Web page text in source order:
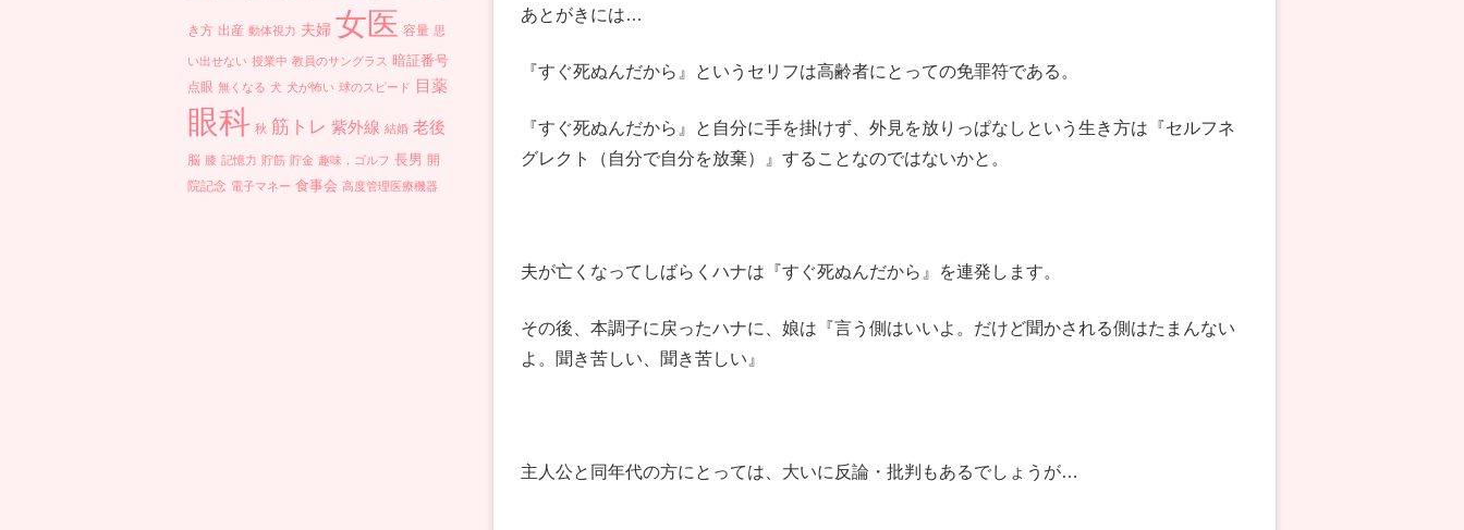
あとがきには…
『すぐ死ぬんだから』というセリフは高齢者にとっての免罪符である。
『すぐ死ぬんだから』と自分に手を掛けず、外見を放りっぱなしという生き方は『セルフネ
グレクト（自分で自分を放棄）』することなのではないかと。
夫が亡くなってしばらくハナは『すぐ死ぬんだから』を連発します。
その後、本調子に戻ったハナに、娘は『言う側はいいよ。だけど聞かされる側はたまんない
よ。聞き苦しい、聞き苦しい』
主人公と同年代の方にとっては、大いに反論・批判もあるでしょうが…
き方 出産 動体視力 夫婦 女医 容量 思
い出せない 授業中 教員のサングラス 暗証番号
点眼 無くなる 犬 犬が怖い 球のスピード 目薬
眼科 秋 筋トレ 紫外線 結婚 老後
脳 膝 記憶力 貯筋 貯金 趣味，ゴルフ 長男 開
院記念 電子マネー 食事会 高度管理医療機器